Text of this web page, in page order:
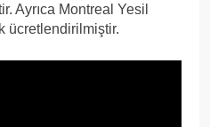
Ayrıca Montreal Yesil
ücretlendirilmiştir.